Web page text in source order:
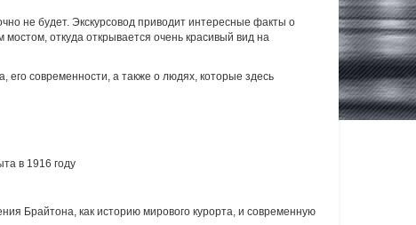
не будет. Экскурсовод приводит интересные факты о
откуда открывается очень красивый вид на
современности, а также о людях, которые здесь
в 1916 году
Брайтона, как историю мирового курорта, и современную